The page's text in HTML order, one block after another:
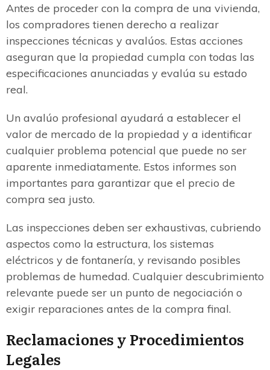
Antes de proceder con la compra de una vivienda,
los compradores tienen derecho a realizar
inspecciones técnicas y avalúos. Estas acciones
aseguran que la propiedad cumpla con todas las
especificaciones anunciadas y evalúa su estado
real.
Un avalúo profesional ayudará a establecer el
valor de mercado de la propiedad y a identificar
cualquier problema potencial que puede no ser
aparente inmediatamente. Estos informes son
importantes para garantizar que el precio de
compra sea justo.
Las inspecciones deben ser exhaustivas, cubriendo
aspectos como la estructura, los sistemas
eléctricos y de fontanería, y revisando posibles
problemas de humedad. Cualquier descubrimiento
relevante puede ser un punto de negociación o
exigir reparaciones antes de la compra final.
Reclamaciones y Procedimientos
Legales